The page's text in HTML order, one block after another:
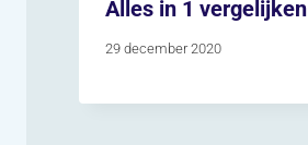
Alles in 1 vergelijken
29 december 2020